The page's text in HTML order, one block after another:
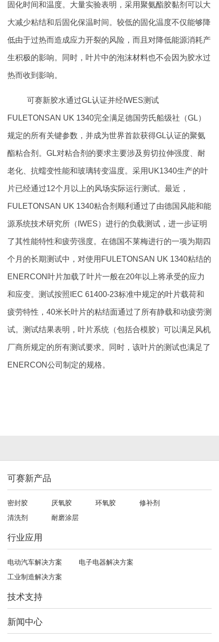
固化时间和温度。大量实验表明，采用聚氨酯胶黏剂可以大
大减少粘结和后固化保温时间。较低的固化温度不仅能够降
低由于过热而造成应力开裂的风险，而且对降低能源消耗产
生积极的影响。同时，叶片中的泡沫材料也不会因为胶水过
热而收到影响。
可赛新胶水通过GL认证并经IWES测试
FULETONSAN UK 1340完全满足德国劳氏船级社（GL）
规定的所有关键参数，并成为世界首款获得GL认证的聚氨
酯粘合剂。GL对粘合剂的要求主要涉及剪切拉伸强度、耐
老化、抗蠕变性能和玻璃转变温度。采用UK1340生产的叶
片已经通过12个月以上的风场实际运行测试。最近，
FULETONSAN UK 1340粘合剂顺利通过了由德国风能和能
源系统技术研究所（IWES）进行的负载测试，进一步证明
了其性能特性和疲劳强度。在德国不莱梅进行的一项为期四
个月的长期测试中，对使用FULETONSAN UK 1340粘结的
ENERCON叶片加载了叶片一般在20年以上将承受的应力
和应变。测试按照IEC 61400-23标准中规定的叶片载荷和
疲劳特性，40米长叶片的粘结面通过了所有静载和动疲劳测
试。测试结果表明，叶片系统（包括合模胶）可以满足风机
厂商所规定的所有测试要求。同时，该叶片的测试也满足了
ENERCON公司制定的规格。
可赛新产品
密封胶 厌氧胶 环氧胶
修补剂
清洗剂
耐磨涂层
行业应用
电动汽车解决方案
电子电器解决方案
工业制造解决方案
技术支持
新闻中心